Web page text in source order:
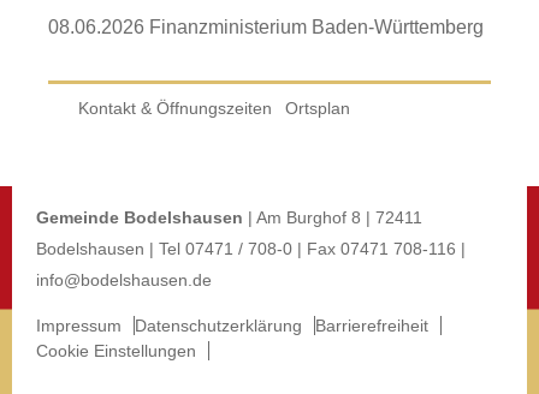
08.06.2026 Finanzministerium Baden-Württemberg
Kontakt & Öffnungszeiten Ortsplan
Gemeinde Bodelshausen | Am Burghof 8 | 72411
Bodelshausen | Tel 07471 / 708-0 | Fax 07471 708-116 |
info@bodelshausen.de
Impressum Datenschutzerklärung
Barrierefreiheit
Cookie Einstellungen